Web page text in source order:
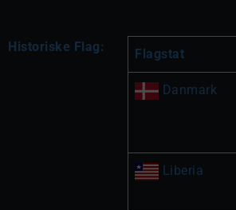
Historiske Flag: Flagstat
Danmark
Liberia